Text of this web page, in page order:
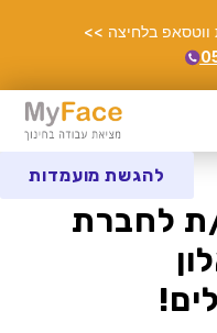
בלחיצה >>
ת לחברת
להגשת מועמדות